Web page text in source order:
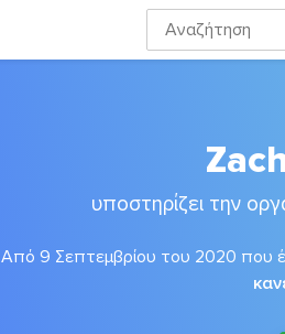
υποστηρίζει την
Από 9 Σεπτεμβρίου του 2020 που